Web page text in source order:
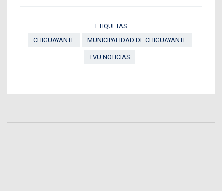
ETIQUETAS
CHIGUAYANTE
MUNICIPALIDAD DE CHIGUAYANTE
TVU NOTICIAS